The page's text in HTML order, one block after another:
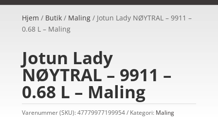
Hjem / Butik/ Maling/ Jotun Lady NØYTRAL – 9911 –
0.68 L – Maling
Jotun Lady
NØYTRAL – 9911 –
0.68 L – Maling
Varenummer (SKU):47779977199954 Kategori: Maling